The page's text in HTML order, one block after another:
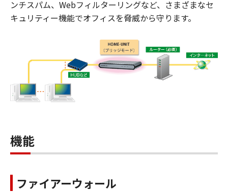
ンチスパム、Webフィルターリングなど、さまざまなセ
キュリティー機能でオフィスを脅威から守ります。
機能
ファイアーウォール